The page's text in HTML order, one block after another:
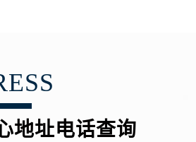
地址电话查询